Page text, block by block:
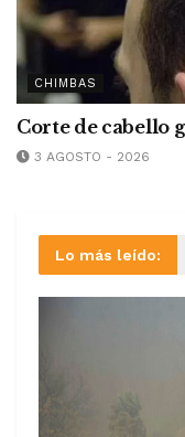
CHIMBAS
Corte de cabello
3 AGOSTO - 2026
Lo más leído: